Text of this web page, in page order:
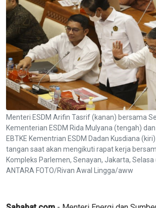
Menteri ESDM Arifin Tasrif (kanan) bersama
Kementerian ESDM Rida Mulyana (tengah)
EBTKE Kementrian ESDM Dadan Kusdiana
tangan saat akan mengikuti rapat kerja
Kompleks Parlemen, Senayan, Jakarta,
ANTARA FOTO/Rivan Awal Lingga/aww